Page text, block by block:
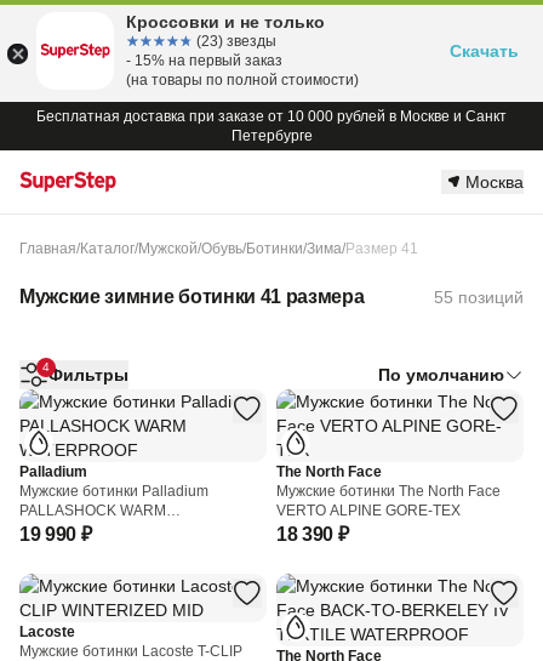
Бесплатная доставка при заказе от 10 000 рублей в Москве и Санкт
Петербурге
Москва
Главная/Каталог/Мужской/Обувь/Ботинки/Зима/Размер 41
Мужские зимние ботинки 41 размера 55 позиций
4Фильтры По умолчанию
Palladium
Мужские ботинки Palladium
PALLASHOCK WARM
WATERPROOF
19 990 ₽
The North Face
Мужские ботинки The North Face
VERTO ALPINE GORE-TEX
18 390 ₽
Lacoste
Мужские ботинки Lacoste T-CLIP
The North Face
Кроссовки и не только
☆☆☆☆☆
★★★★★ (23) звезды
- 15% на первый заказ
(на товары по полной стоимости)
Скачать